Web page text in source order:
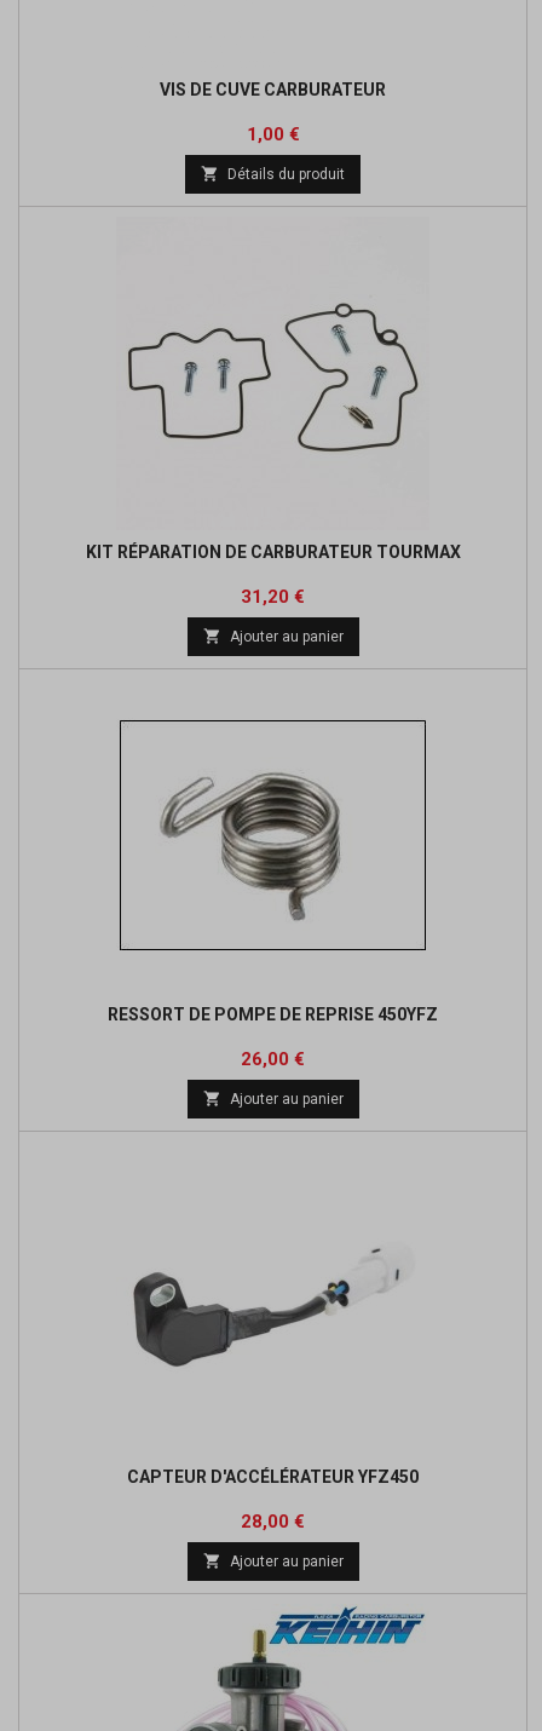
VIS DE CUVE CARBURATEUR
Prix
1,00 €
 Détails du produit
KIT RÉPARATION DE CARBURATEUR TOURMAX
Prix
31,20 €
 Ajouter au panier
RESSORT DE POMPE DE REPRISE 450YFZ
Prix
26,00 €
 Ajouter au panier
CAPTEUR D'ACCÉLÉRATEUR YFZ450
Prix
28,00 €
 Ajouter au panier